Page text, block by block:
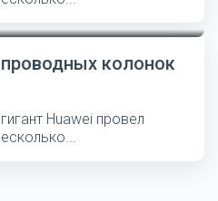
колонок
Huawei провел